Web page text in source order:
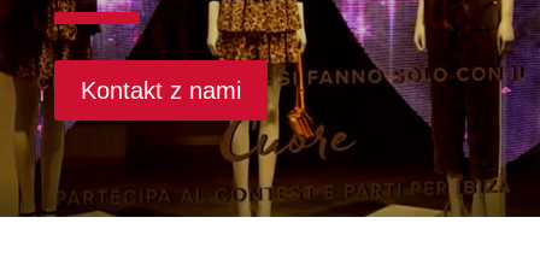
Kontakt z nami